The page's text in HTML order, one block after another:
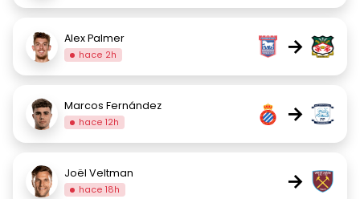
Alex Palmer
hace 2h →
Marcos Fernández
hace 12h →
Joël Veltman
hace 18h →